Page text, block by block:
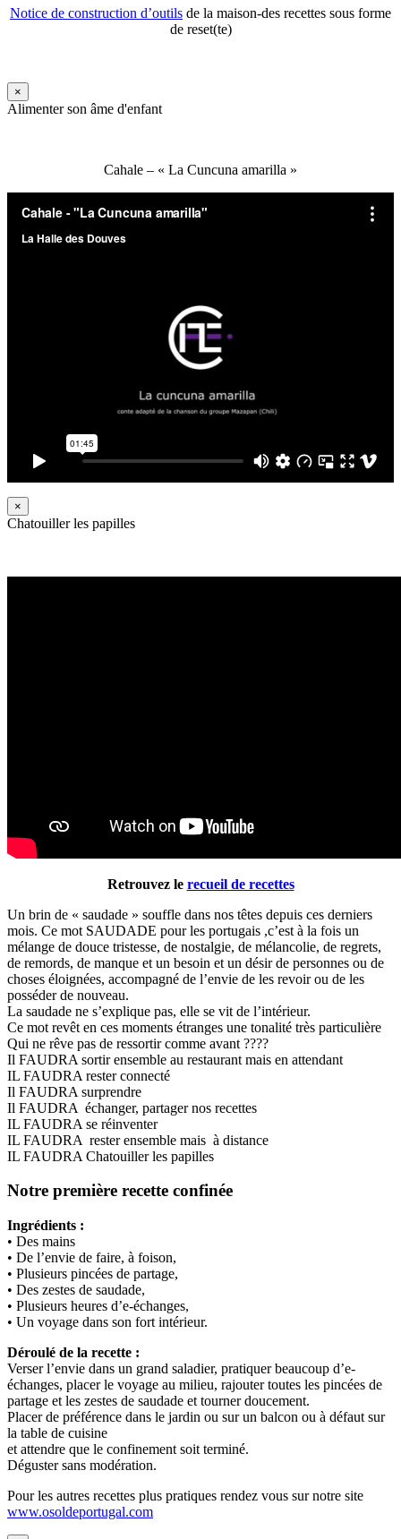
Notice de construction d’outils de la maison-des recettes sous forme
de reset(te)
×
Alimenter son âme d'enfant
Cahale – « La Cuncuna amarilla »
×
Chatouiller les papilles
Retrouvez le recueil de recettes
Un brin de « saudade » souffle dans nos têtes depuis ces derniers
mois. Ce mot SAUDADE pour les portugais ,c’est à la fois un
mélange de douce tristesse, de nostalgie, de mélancolie, de regrets,
de remords, de manque et un besoin et un désir de personnes ou de
choses éloignées, accompagné de l’envie de les revoir ou de les
posséder de nouveau.
La saudade ne s’explique pas, elle se vit de l’intérieur.
Ce mot revêt en ces moments étranges une tonalité très particulière
Qui ne rêve pas de ressortir comme avant ????
Il FAUDRA sortir ensemble au restaurant mais en attendant
IL FAUDRA rester connecté
Il FAUDRA surprendre
Il FAUDRA échanger, partager nos recettes
IL FAUDRA se réinventer
IL FAUDRA rester ensemble mais à distance
IL FAUDRA Chatouiller les papilles
Notre première recette confinée
Ingrédients :
• Des mains
• De l’envie de faire, à foison,
• Plusieurs pincées de partage,
• Des zestes de saudade,
• Plusieurs heures d’e-échanges,
• Un voyage dans son fort intérieur.
Déroulé de la recette :
Verser l’envie dans un grand saladier, pratiquer beaucoup d’e-
échanges, placer le voyage au milieu, rajouter toutes les pincées de
partage et les zestes de saudade et tourner doucement.
Placer de préférence dans le jardin ou sur un balcon ou à défaut sur
la table de cuisine
et attendre que le confinement soit terminé.
Déguster sans modération.
Pour les autres recettes plus pratiques rendez vous sur notre site
www.osoldeportugal.com